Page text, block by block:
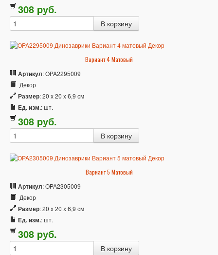
308 pуб.
Вариант 4 Матовый
Артикул: OPA2295009
Декор
Размер: 20 x 20 x 6,9 см
Ед. изм.: шт.
308 pуб.
Вариант 5 Матовый
Артикул: OPA2305009
Декор
Размер: 20 x 20 x 6,9 см
Ед. изм.: шт.
308 pуб.